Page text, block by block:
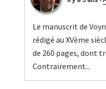
Le manuscrit de
rédigé au XVème
de 260 pages, dont
Contrairement...